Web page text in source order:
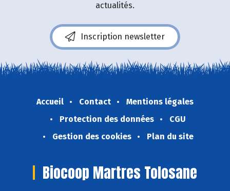
actualités.
Inscription newsletter
Accueil Contact
Mentions légales
Protection des données
CGU
Gestion des cookies
Plan du site
Biocoop Martres Tolosane